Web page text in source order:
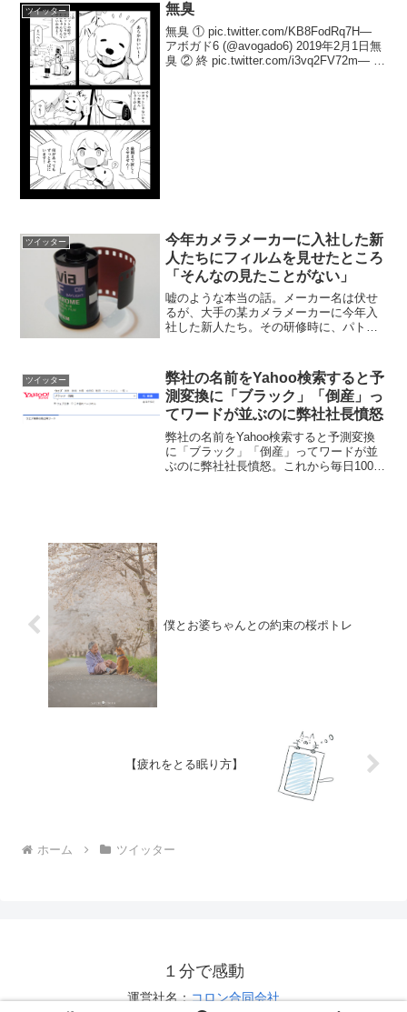
ツイッター 無臭
無臭 ① pic.twitter.com/KB8FodRq7H—
アボガド6 (@avogado6) 2019年2月1日無
臭 ② 終 pic.twitter.com/i3vq2FV72m— ア
ツイッター
今年カメラメーカーに入社した新
人たちにフィルムを見せたところ
「そんなの見たことがない」
嘘のような本当の話。メーカー名は伏せ
るが、大手の某カメラメーカーに今年入
社した新人たち。その研修時に、パトロ
た人が、なんと約1/3以上もいたそうだ。
pic.twitt...
ツイッター
弊社の名前をYahoo検索すると予
測変換に「ブラック」「倒産」っ
てワードが並ぶのに弊社社長憤怒
弊社の名前をYahoo検索すると予測変換
に「ブラック」「倒産」ってワードが並
ぶのに弊社社長憤怒。これから毎日100
僕とお婆ちゃんとの約束の桜ポトレ
【疲れをとる眠り方】
ホーム ツイッター
１分で感動
運営社名：コロン合同会社